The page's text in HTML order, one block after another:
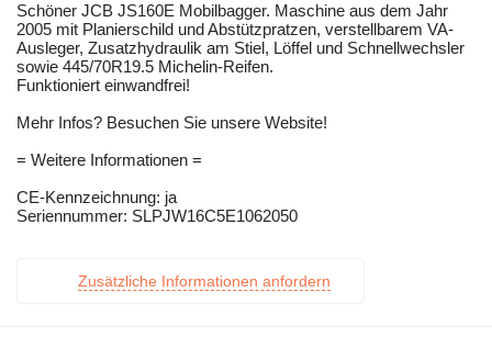
Schöner JCB JS160E Mobilbagger. Maschine aus dem Jahr
2005 mit Planierschild und Abstützpratzen, verstellbarem VA-
Ausleger, Zusatzhydraulik am Stiel, Löffel und Schnellwechsler
sowie 445/70R19.5 Michelin-Reifen.
Funktioniert einwandfrei!
Mehr Infos? Besuchen Sie unsere Website!
= Weitere Informationen =
CE-Kennzeichnung: ja
Seriennummer: SLPJW16C5E1062050
Zusätzliche Informationen anfordern